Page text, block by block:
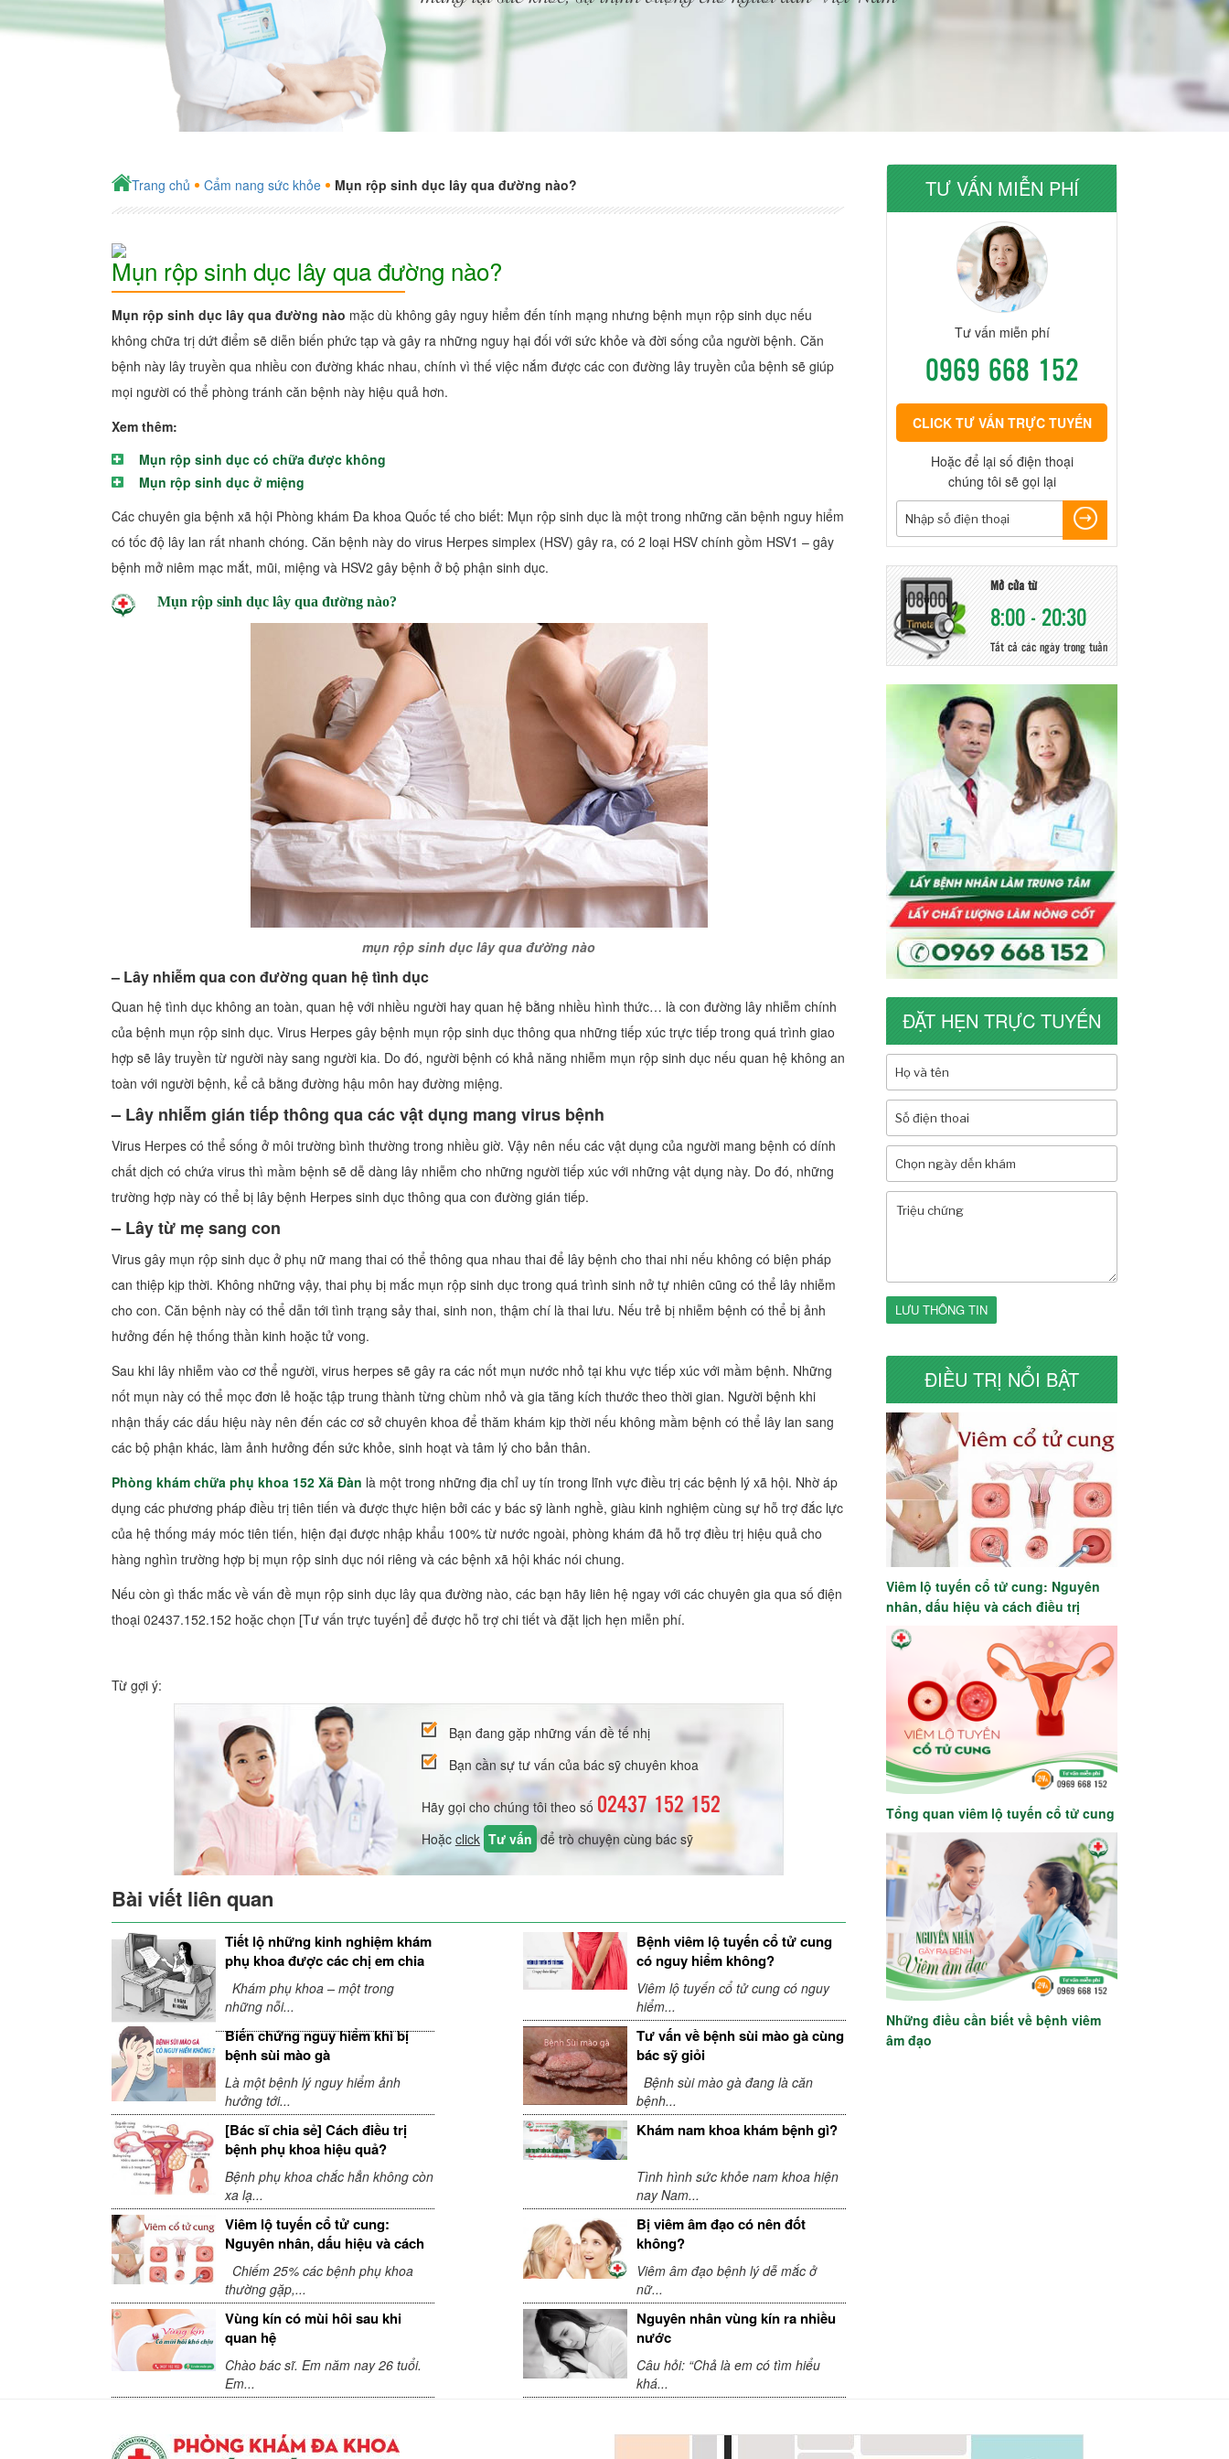
Trang chủ Cẩm nang sức khỏe Mụn rộp sinh dục lây qua đường nào?
Mụn rộp sinh dục lây qua đường nào?
Mụn rộp sinh dục lây qua đường nào mặc dù không gây nguy hiểm đến tính mạng nhưng bệnh mụn rộp sinh dục nếu
không chữa trị dứt điểm sẽ diễn biến phức tạp và gây ra những nguy hại đối với sức khỏe và đời sống của người bệnh. Căn
bệnh này lây truyền qua nhiều con đường khác nhau, chính vì thế việc nắm được các con đường lây truyền của bệnh sẽ giúp
mọi người có thể phòng tránh căn bệnh này hiệu quả hơn.
Xem thêm:
Mụn rộp sinh dục có chữa được không
Mụn rộp sinh dục ở miệng
Các chuyên gia bệnh xã hội Phòng khám Đa khoa Quốc tế cho biết: Mụn rộp sinh dục là một trong những căn bệnh nguy hiểm
có tốc độ lây lan rất nhanh chóng. Căn bệnh này do virus Herpes simplex (HSV) gây ra, có 2 loại HSV chính gồm HSV1 – gây
bệnh mở niêm mạc mắt, mũi, miệng và HSV2 gây bệnh ở bộ phận sinh dục.
Mụn rộp sinh dục lây qua đường nào?
mụn rộp sinh dục lây qua đường nào
– Lây nhiễm qua con đường quan hệ tình dục
Quan hệ tình dục không an toàn, quan hệ với nhiều người hay quan hệ bằng nhiều hình thức… là con đường lây nhiễm chính
của bệnh mụn rộp sinh dục. Virus Herpes gây bệnh mụn rộp sinh dục thông qua những tiếp xúc trực tiếp trong quá trình giao
hợp sẽ lây truyền từ người này sang người kia. Do đó, người bệnh có khả năng nhiễm mụn rộp sinh dục nếu quan hệ không an
toàn với người bệnh, kể cả bằng đường hậu môn hay đường miệng.
– Lây nhiễm gián tiếp thông qua các vật dụng mang virus bệnh
Virus Herpes có thể sống ở môi trường bình thường trong nhiều giờ. Vậy nên nếu các vật dụng của người mang bệnh có dính
chất dịch có chứa virus thì mầm bệnh sẽ dễ dàng lây nhiễm cho những người tiếp xúc với những vật dụng này. Do đó, những
trường hợp này có thể bị lây bệnh Herpes sinh dục thông qua con đường gián tiếp.
– Lây từ mẹ sang con
Virus gây mụn rộp sinh dục ở phụ nữ mang thai có thể thông qua nhau thai để lây bệnh cho thai nhi nếu không có biện pháp
can thiệp kịp thời. Không những vậy, thai phụ bị mắc mụn rộp sinh dục trong quá trình sinh nở tự nhiên cũng có thể lây nhiễm
cho con. Căn bệnh này có thể dẫn tới tình trạng sảy thai, sinh non, thậm chí là thai lưu. Nếu trẻ bị nhiễm bệnh có thể bị ảnh
hưởng đến hệ thống thần kinh hoặc tử vong.
Sau khi lây nhiễm vào cơ thể người, virus herpes sẽ gây ra các nốt mụn nước nhỏ tại khu vực tiếp xúc với mầm bệnh. Những
nốt mụn này có thể mọc đơn lẻ hoặc tập trung thành từng chùm nhỏ và gia tăng kích thước theo thời gian. Người bệnh khi
nhận thấy các dấu hiệu này nên đến các cơ sở chuyên khoa để thăm khám kịp thời nếu không mầm bệnh có thể lây lan sang
các bộ phận khác, làm ảnh hưởng đến sức khỏe, sinh hoạt và tâm lý cho bản thân.
Phòng khám chữa phụ khoa 152 Xã Đàn là một trong những địa chỉ uy tín trong lĩnh vực điều trị các bệnh lý xã hội. Nhờ áp
dụng các phương pháp điều trị tiên tiến và được thực hiện bởi các y bác sỹ lành nghề, giàu kinh nghiệm cùng sự hỗ trợ đắc lực
của hệ thống máy móc tiên tiến, hiện đại được nhập khẩu 100% từ nước ngoài, phòng khám đã hỗ trợ điều trị hiệu quả cho
hàng nghìn trường hợp bị mụn rộp sinh dục nói riêng và các bệnh xã hội khác nói chung.
Nếu còn gì thắc mắc về vấn đề mụn rộp sinh dục lây qua đường nào, các bạn hãy liên hệ ngay với các chuyên gia qua số điện
thoại 02437.152.152 hoặc chọn [Tư vấn trực tuyến] để được hỗ trợ chi tiết và đặt lịch hẹn miễn phí.
Từ gợi ý:
Bạn đang gặp những vấn đề tế nhị
Bạn cần sự tư vấn của bác sỹ chuyên khoa
Hãy gọi cho chúng tôi theo số 02437 152 152
Hoặc click Tư vấn để trò chuyện cùng bác sỹ
Bài viết liên quan
Tiết lộ những kinh nghiệm khám
phụ khoa được các chị em chia
sẻ
Khám phụ khoa – một trong
những nỗi...
Bệnh viêm lộ tuyến cổ tử cung
có nguy hiểm không?
Viêm lộ tuyến cổ tử cung có nguy
hiểm...
Biến chứng nguy hiểm khi bị
bệnh sùi mào gà
Là một bệnh lý nguy hiểm ảnh
hưởng tới...
Tư vấn về bệnh sùi mào gà cùng
bác sỹ giỏi
Bệnh sùi mào gà đang là căn
bệnh...
[Bác sĩ chia sẻ] Cách điều trị
bệnh phụ khoa hiệu quả?
Bệnh phụ khoa chắc hẳn không còn
xa lạ...
Khám nam khoa khám bệnh gì?
Tình hình sức khỏe nam khoa hiện
nay Nam...
Viêm lộ tuyến cổ tử cung:
Nguyên nhân, dấu hiệu và cách
điều trị
Chiếm 25% các bệnh phụ khoa
thường gặp,...
Bị viêm âm đạo có nên đốt
không?
Viêm âm đạo bệnh lý dễ mắc ở
nữ...
Vùng kín có mùi hôi sau khi
quan hệ
Chào bác sĩ. Em năm nay 26 tuổi.
Em...
Nguyên nhân vùng kín ra nhiều
nước
Câu hỏi: “Chả là em có tìm hiểu
khá...
TƯ VẤN MIỄN PHÍ
Tư vấn miễn phí
0969 668 152
CLICK TƯ VẤN TRỰC TUYẾN
Hoặc để lại số điện thoại
chúng tôi sẽ gọi lại
Mở cửa từ
8:00 - 20:30
Tất cả các ngày trong tuần
ĐẶT HẸN TRỰC TUYẾN
LƯU THÔNG TIN
ĐIỀU TRỊ NỔI BẬT
Viêm lộ tuyến cổ tử cung: Nguyên
nhân, dấu hiệu và cách điều trị
Tổng quan viêm lộ tuyến cổ tử cung
Những điều cần biết về bệnh viêm
âm đạo